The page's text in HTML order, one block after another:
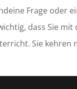
Frage oder
dass Sie mit
Sie kehren